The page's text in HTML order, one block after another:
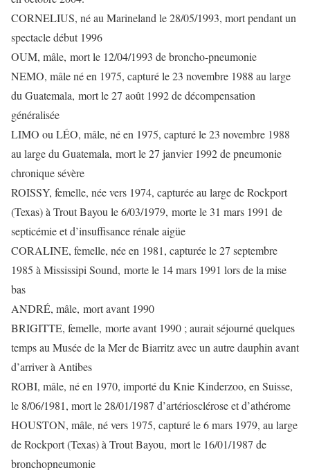
CORNELIUS, né au Marineland le 28/05/1993, mort pendant un
spectacle début 1996
OUM, mâle, mort le 12/04/1993 de broncho-pneumonie
NEMO, mâle né en 1975, capturé le 23 novembre 1988 au large
du Guatemala, mort le 27 août 1992 de décompensation
généralisée
LIMO ou LÉO, mâle, né en 1975, capturé le 23 novembre 1988
au large du Guatemala, mort le 27 janvier 1992 de pneumonie
chronique sévère
ROISSY, femelle, née vers 1974, capturée au large de Rockport
(Texas) à Trout Bayou le 6/03/1979, morte le 31 mars 1991 de
septicémie et d’insuffisance rénale aigüe
CORALINE, femelle, née en 1981, capturée le 27 septembre
1985 à Mississipi Sound, morte le 14 mars 1991 lors de la mise
bas
ANDRÉ, mâle, mort avant 1990
BRIGITTE, femelle, morte avant 1990 ; aurait séjourné quelques
temps au Musée de la Mer de Biarritz avec un autre dauphin avant
d’arriver à Antibes
ROBI, mâle, né en 1970, importé du Knie Kinderzoo, en Suisse,
le 8/06/1981, mort le 28/01/1987 d’artériosclérose et d’athérome
HOUSTON, mâle, né vers 1975, capturé le 6 mars 1979, au large
de Rockport (Texas) à Trout Bayou, mort le 16/01/1987 de
bronchopneumonie